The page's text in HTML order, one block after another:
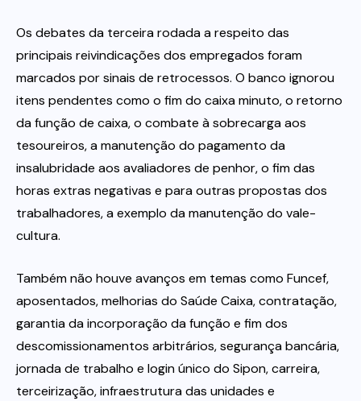
Os debates da terceira rodada a respeito das
principais reivindicações dos empregados foram
marcados por sinais de retrocessos. O banco ignorou
itens pendentes como o fim do caixa minuto, o retorno
da função de caixa, o combate à sobrecarga aos
tesoureiros, a manutenção do pagamento da
insalubridade aos avaliadores de penhor, o fim das
horas extras negativas e para outras propostas dos
trabalhadores, a exemplo da manutenção do vale-
cultura.
Também não houve avanços em temas como Funcef,
aposentados, melhorias do Saúde Caixa, contratação,
garantia da incorporação da função e fim dos
descomissionamentos arbitrários, segurança bancária,
jornada de trabalho e login único do Sipon, carreira,
terceirização, infraestrutura das unidades e